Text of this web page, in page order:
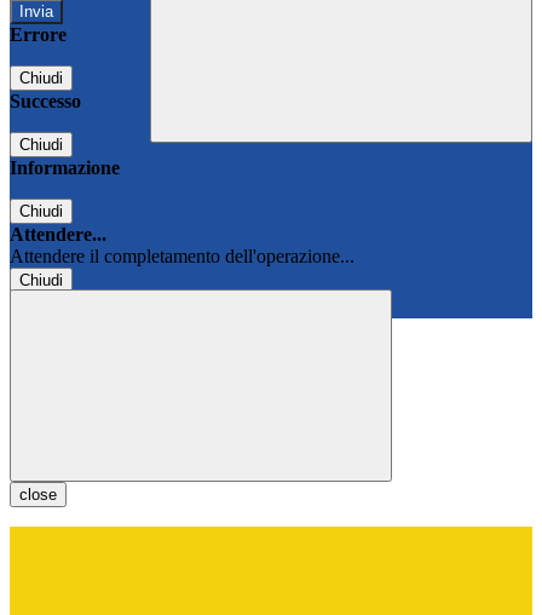
Errore
Chiudi
Successo
Chiudi
Informazione
Chiudi
Attendere...
Attendere il completamento dell'operazione...
Chiudi
close